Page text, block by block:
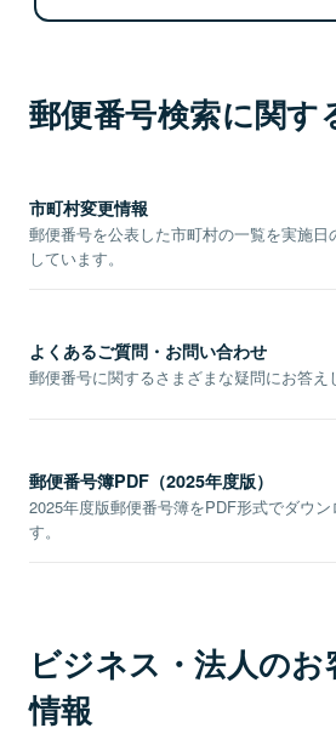
郵便番号検索に関す
市町村変更情報
郵便番号を公表した市町村の一覧を実施日
しています。
よくあるご質問・お問い合わせ
郵便番号に関するさまざまな疑問にお答え
郵便番号簿PDF（2025年度版）
2025年度版郵便番号簿をPDF形式でダウン
す。
ビジネス・法人の
情報